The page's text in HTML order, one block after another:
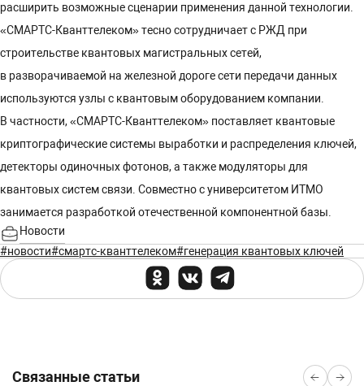
расширить возможные сценарии применения данной технологии.
«СМАРТС-Кванттелеком» тесно сотрудничает с РЖД при
строительстве квантовых магистральных сетей,
в разворачиваемой на железной дороге сети передачи данных
используются узлы с квантовым оборудованием компании.
В частности, «СМАРТС-Кванттелеком» поставляет квантовые
криптографические системы выработки и распределения ключей,
детекторы одиночных фотонов, а также модуляторы для
квантовых систем связи. Совместно с университетом ИТМО
занимается разработкой отечественной компонентной базы.
Новости
#новости#смартс-кванттелеком#генерация квантовых ключей
Связанные статьи